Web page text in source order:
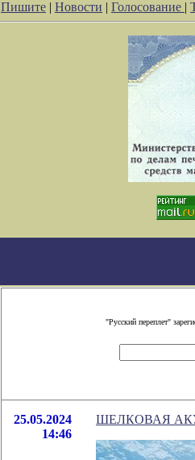
Пишите | Новости | Голосование |
"Русский переплет"
25.05.2024
14:46
ШЕЛКОВАЯ